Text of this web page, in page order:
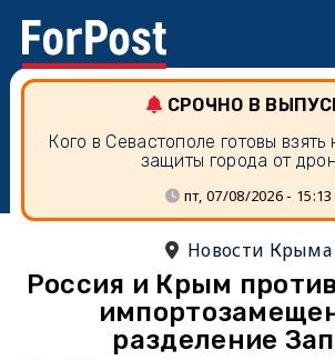
СРОЧНО В
Кого в Севастополе готовы взять
защиты города от
пт, 07/08/2026 - 15:13
Новости Крыма
Россия и Крым
разделение